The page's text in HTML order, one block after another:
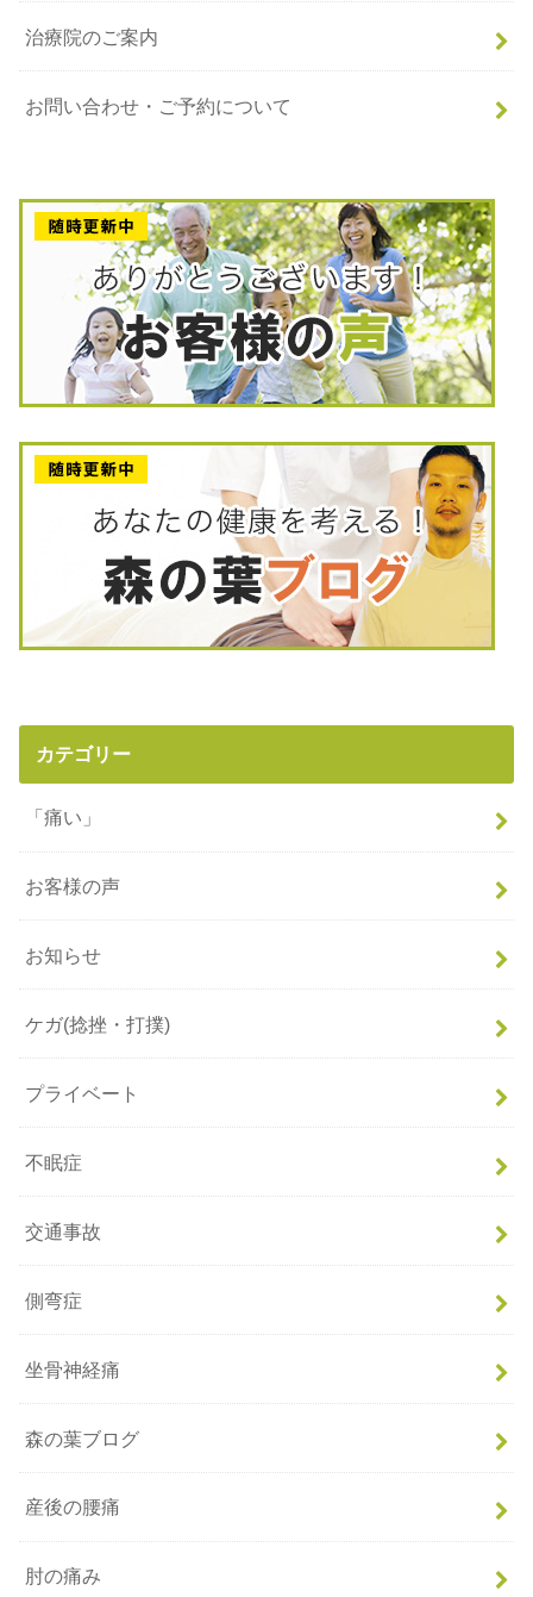
治療院のご案内
お問い合わせ・ご予約について
カテゴリー
「痛い」
お客様の声
お知らせ
ケガ(捻挫・打撲)
プライベート
不眠症
交通事故
側弯症
坐骨神経痛
森の葉ブログ
産後の腰痛
肘の痛み